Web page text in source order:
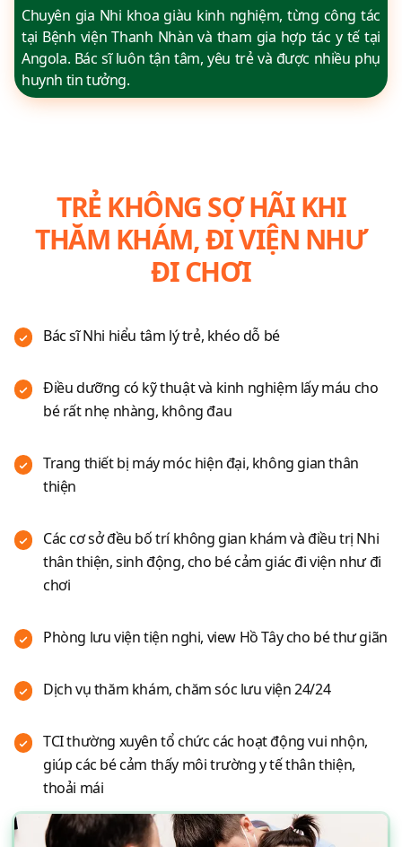
Chuyên gia Nhi khoa giàu kinh nghiệm, từng công tác
tại Bệnh viện Thanh Nhàn và tham gia hợp tác y tế tại
Angola. Bác sĩ luôn tận tâm, yêu trẻ và được nhiều phụ
huynh tin tưởng.
TRẺ KHÔNG SỢ HÃI KHI
THĂM KHÁM, ĐI VIỆN NHƯ
ĐI CHƠI
Bác sĩ Nhi hiểu tâm lý trẻ, khéo dỗ bé
Điều dưỡng có kỹ thuật và kinh nghiệm lấy máu cho
bé rất nhẹ nhàng, không đau
Trang thiết bị máy móc hiện đại, không gian thân
thiện
Các cơ sở đều bố trí không gian khám và điều trị Nhi
thân thiện, sinh động, cho bé cảm giác đi viện như đi
chơi
Phòng lưu viện tiện nghi, view Hồ Tây cho bé thư giãn
Dịch vụ thăm khám, chăm sóc lưu viện 24/24
TCI thường xuyên tổ chức các hoạt động vui nhộn,
giúp các bé cảm thấy môi trường y tế thân thiện,
thoải mái